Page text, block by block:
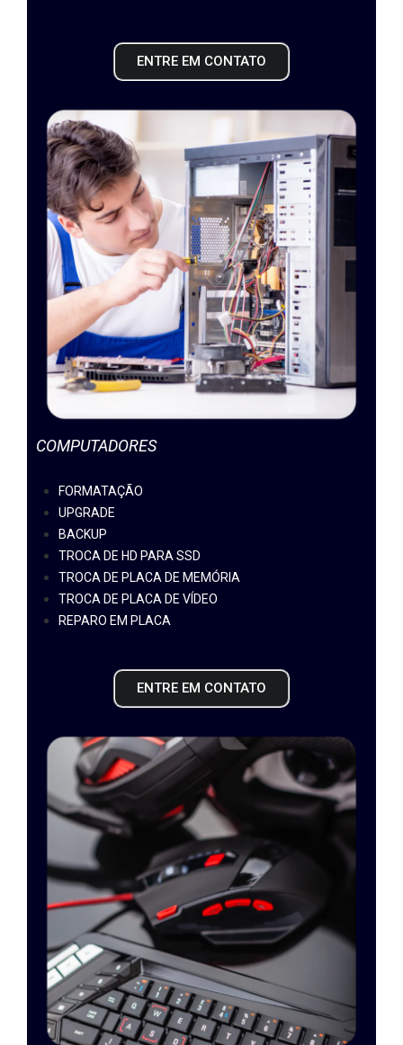
ENTRE EM CONTATO
COMPUTADORES
FORMATAÇÃO
UPGRADE
BACKUP
TROCA DE HD PARA SSD
TROCA DE PLACA DE MEMÓRIA
TROCA DE PLACA DE VÍDEO
REPARO EM PLACA
ENTRE EM CONTATO